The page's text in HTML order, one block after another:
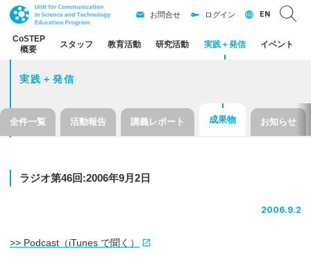
CoSTEP
概要
スタッフ 教育活動 研究活動 実践＋発信 イベント
お問合せ ログイン EN
実践＋発信
全件一覧 活動報告 講義レポート 成果物 お知らせ
ラジオ第46回:2006年9月 2 日
2006.9.2
>> Podcast（iTunes で聞く）